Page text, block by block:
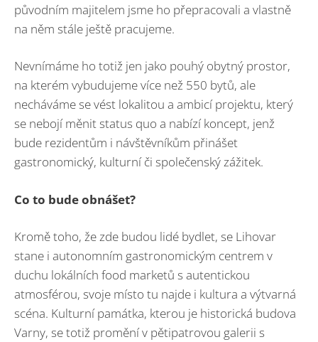
původním majitelem jsme ho přepracovali a vlastně
na něm stále ještě pracujeme.
Nevnímáme ho totiž jen jako pouhý obytný prostor,
na kterém vybudujeme více než 550 bytů, ale
necháváme se vést lokalitou a ambicí projektu, který
se nebojí měnit status quo a nabízí koncept, jenž
bude rezidentům i návštěvníkům přinášet
gastronomický, kulturní či společenský zážitek.
Co to bude obnášet?
Kromě toho, že zde budou lidé bydlet, se Lihovar
stane i autonomním gastronomickým centrem v
duchu lokálních food marketů s autentickou
atmosférou, svoje místo tu najde i kultura a výtvarná
scéna. Kulturní památka, kterou je historická budova
Varny, se totiž promění v pětipatrovou galerii s